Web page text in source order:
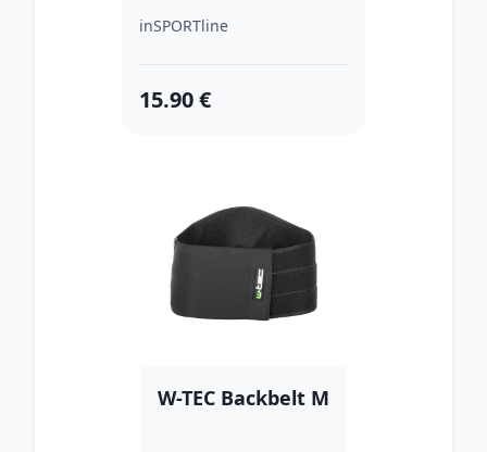
inSPORTline
15.90 €
W-TEC Backbelt M